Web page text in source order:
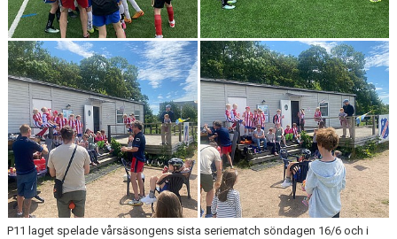
P11 laget spelade vårsäsongens sista seriematch söndagen 16/6 och i